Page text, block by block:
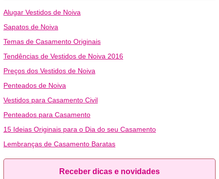
Alugar Vestidos de Noiva
Sapatos de Noiva
Temas de Casamento Originais
Tendências de Vestidos de Noiva 2016
Preços dos Vestidos de Noiva
Penteados de Noiva
Vestidos para Casamento Civil
Penteados para Casamento
15 Ideias Originais para o Dia do seu Casamento
Lembranças de Casamento Baratas
Receber dicas e novidades